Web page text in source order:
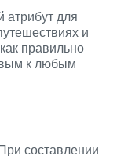
для
и
правильно
к любым
составлении